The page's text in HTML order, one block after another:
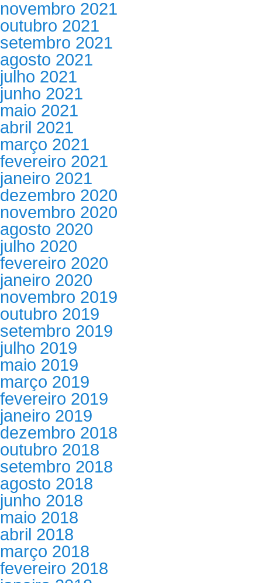
novembro 2021
outubro 2021
setembro 2021
agosto 2021
julho 2021
junho 2021
maio 2021
abril 2021
março 2021
fevereiro 2021
janeiro 2021
dezembro 2020
novembro 2020
agosto 2020
julho 2020
fevereiro 2020
janeiro 2020
novembro 2019
outubro 2019
setembro 2019
julho 2019
maio 2019
março 2019
fevereiro 2019
janeiro 2019
dezembro 2018
outubro 2018
setembro 2018
agosto 2018
junho 2018
maio 2018
abril 2018
março 2018
fevereiro 2018